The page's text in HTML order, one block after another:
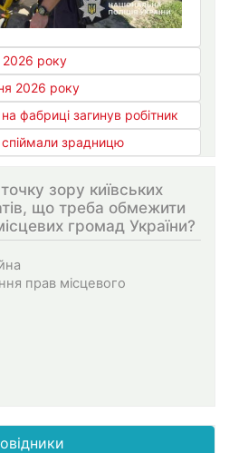
2026 року
2026 року
фабриці загинув робітник
зрадницю
зору київських
що треба обмежити
громад України?
прав місцевого